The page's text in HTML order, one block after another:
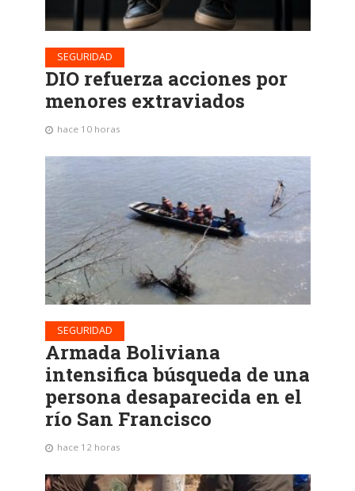
SEGURIDAD
DIO refuerza acciones por
menores extraviados
hace 10 horas
SEGURIDAD
Armada Boliviana
intensifica búsqueda de una
persona desaparecida en el
río San Francisco
hace 12 horas